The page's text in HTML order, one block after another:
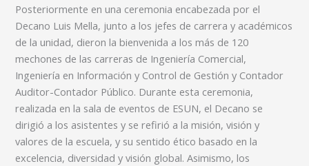
Posteriormente en una ceremonia encabezada por el
Decano Luis Mella, junto a los jefes de carrera y académicos
de la unidad, dieron la bienvenida a los más de 120
mechones de las carreras de Ingeniería Comercial,
Ingeniería en Información y Control de Gestión y Contador
Auditor-Contador Público. Durante esta ceremonia,
realizada en la sala de eventos de ESUN, el Decano se
dirigió a los asistentes y se refirió a la misión, visión y
valores de la escuela, y su sentido ético basado en la
excelencia, diversidad y visión global. Asimismo, los